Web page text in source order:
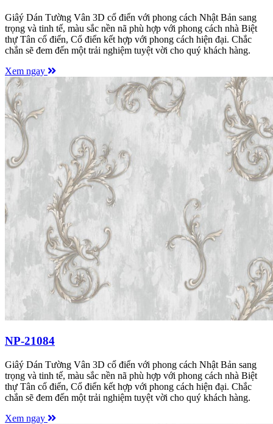
Giâý Dán Tường Vân 3D cổ điển với phong cách Nhật Bản sang
trọng và tinh tế, màu sắc nền nã phù hợp với phong cách nhà Biệt
thự Tân cổ điển, Cổ điển kết hợp với phong cách hiện đại. Chắc
chắn sẽ đem đến một trải nghiệm tuyệt vời cho quý khách hàng.
Xem ngay
NP-21084
Giâý Dán Tường Vân 3D cổ điển với phong cách Nhật Bản sang
trọng và tinh tế, màu sắc nền nã phù hợp với phong cách nhà Biệt
thự Tân cổ điển, Cổ điển kết hợp với phong cách hiện đại. Chắc
chắn sẽ đem đến một trải nghiệm tuyệt vời cho quý khách hàng.
Xem ngay